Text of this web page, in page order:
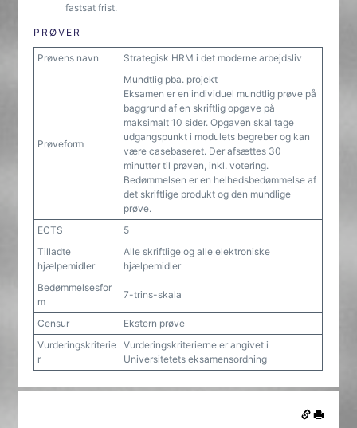
fastsat frist.
PRØVER
Prøvens navn Strategisk HRM i det moderne arbejdsliv
Prøveform
Mundtlig pba. projekt
Eksamen er en individuel mundtlig prøve på
baggrund af en skriftlig opgave på
maksimalt 10 sider. Opgaven skal tage
udgangspunkt i modulets begreber og kan
være casebaseret. Der afsættes 30
minutter til prøven, inkl. votering.
Bedømmelsen er en helhedsbedømmelse af
det skriftlige produkt og den mundlige
prøve.
ECTS
5
Tilladte
hjælpemidler
Alle skriftlige og alle elektroniske
hjælpemidler
Bedømmelsesfor
m
7-trins-skala
Censur
Ekstern prøve
Vurderingskriterie
r
Vurderingskriterierne er angivet i
Universitetets eksamensordning